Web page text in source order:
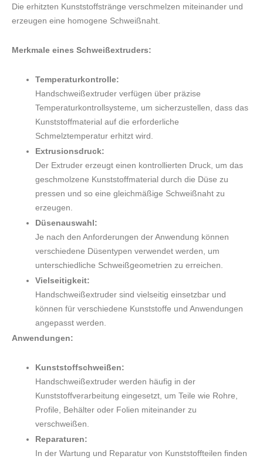
Die erhitzten Kunststoffstränge verschmelzen miteinander und
erzeugen eine homogene Schweißnaht.
Merkmale eines Schweißextruders:
Temperaturkontrolle:
Handschweißextruder verfügen über präzise
Temperaturkontrollsysteme, um sicherzustellen, dass das
Kunststoffmaterial auf die erforderliche
Schmelztemperatur erhitzt wird.
Extrusionsdruck:
Der Extruder erzeugt einen kontrollierten Druck, um das
geschmolzene Kunststoffmaterial durch die Düse zu
pressen und so eine gleichmäßige Schweißnaht zu
erzeugen.
Düsenauswahl:
Je nach den Anforderungen der Anwendung können
verschiedene Düsentypen verwendet werden, um
unterschiedliche Schweißgeometrien zu erreichen.
Vielseitigkeit:
Handschweißextruder sind vielseitig einsetzbar und
können für verschiedene Kunststoffe und Anwendungen
angepasst werden.
Anwendungen:
Kunststoffschweißen:
Handschweißextruder werden häufig in der
Kunststoffverarbeitung eingesetzt, um Teile wie Rohre,
Profile, Behälter oder Folien miteinander zu
verschweißen.
Reparaturen:
In der Wartung und Reparatur von Kunststoffteilen finden